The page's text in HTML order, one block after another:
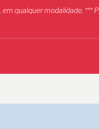
qualquer modalidade. ***